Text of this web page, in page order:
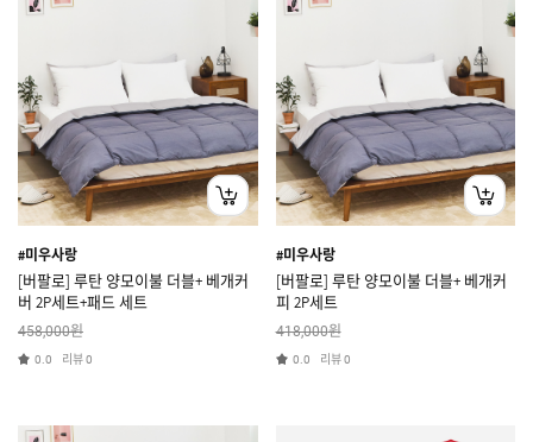
#미우사랑
[버팔로] 루탄 양모이불 더블+ 베개커
버 2P세트+패드 세트
458,000원
0.0 리뷰0
#미우사랑
[버팔로] 루탄 양모이불 더블+ 베개커
피 2P세트
418,000원
0.0 리뷰0